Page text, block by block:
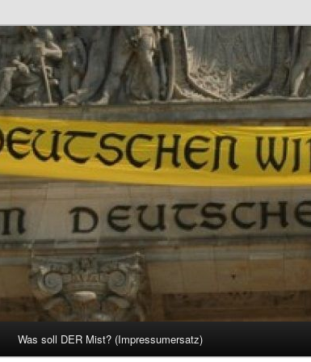
Was soll DER Mist? (Impressumersatz)